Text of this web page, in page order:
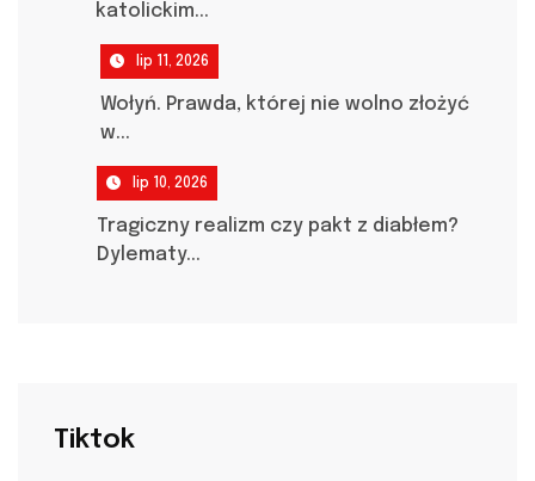
katolickim...
lip 11, 2026
Wołyń. Prawda, której nie wolno złożyć
w...
lip 10, 2026
Tragiczny realizm czy pakt z diabłem?
Dylematy...
Tiktok